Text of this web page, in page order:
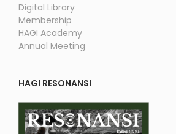
Digital Library
Membership
HAGI Academy
Annual Meeting
HAGI RESONANSI